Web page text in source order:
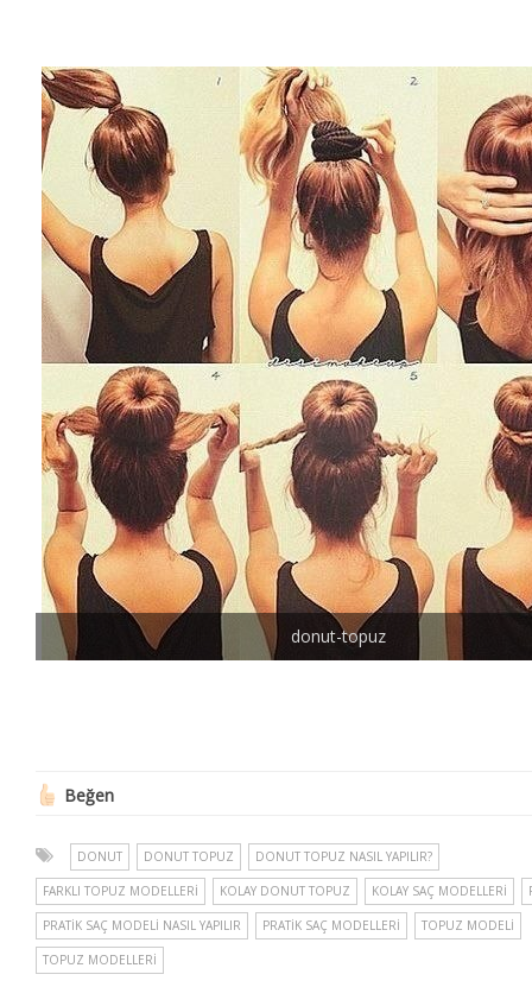
donut-topuz
Beğen
DONUT DONUT TOPUZ DONUT TOPUZ NASIL YAPILIR?
FARKLI TOPUZ MODELLERI KOLAY DONUT TOPUZ KOLAY SAÇ MODELLERI
PRATIK SAÇ MODELI NASIL YAPILIR PRATIK SAÇ MODELLERI TOPUZ MODELI
TOPUZ MODELLERI